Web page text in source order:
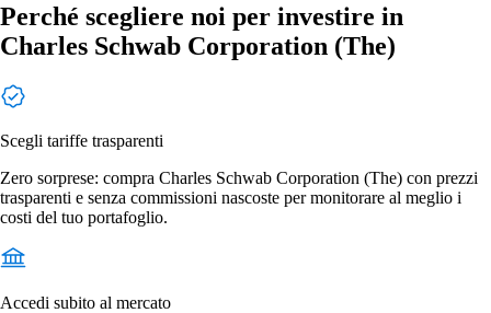
Perché scegliere noi per investire in
Charles Schwab Corporation (The)
Scegli tariffe trasparenti
Zero sorprese: compra Charles Schwab Corporation (The) con prezzi
trasparenti e senza commissioni nascoste per monitorare al meglio i
costi del tuo portafoglio.
Accedi subito al mercato